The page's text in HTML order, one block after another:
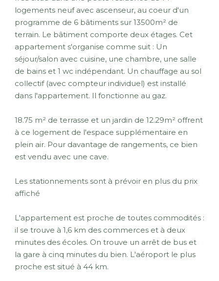
logements neuf avec ascenseur, au coeur d'un
programme de 6 bâtiments sur 13500m² de
terrain. Le bâtiment comporte deux étages. Cet
appartement s'organise comme suit : Un
séjour/salon avec cuisine, une chambre, une salle
de bains et 1 wc indépendant. Un chauffage au sol
collectif (avec compteur individuel) est installé
dans l'appartement. Il fonctionne au gaz.
18.75 m² de terrasse et un jardin de 12.29m² offrent
à ce logement de l'espace supplémentaire en
plein air. Pour davantage de rangements, ce bien
est vendu avec une cave.
Les stationnements sont à prévoir en plus du prix
affiché
L'appartement est proche de toutes commodités :
il se trouve à 1,6 km des commerces et à deux
minutes des écoles. On trouve un arrêt de bus et
la gare à cinq minutes du bien. L'aéroport le plus
proche est situé à 44 km.